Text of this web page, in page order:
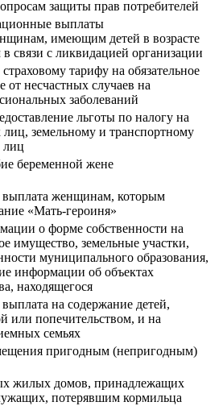
защиты прав потребителей
выплаты
имеющим детей в возрасте
связи с ликвидацией организации
тарифу на обязательное
от несчастных случаев на
заболеваний
льготы по налогу на
земельному и транспортному
лиц
беременной жене
выплата женщинам, которым
«Мать-героиня»
о форме собственности на
имущество, земельные участки,
муниципального образования,
информации об объектах
находящегося
на содержание детей,
или попечительством, и на
семьях
пригодным (непригодным)
жилых домов, принадлежащих
потерявшим кормильца